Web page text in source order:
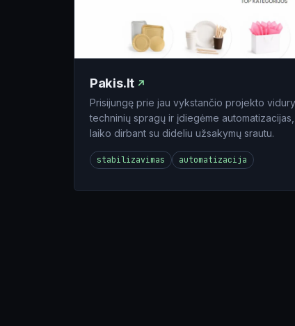
Pakis.lt
Prisijungę prie jau vykstančio projekto
techninių spragų ir įdiegėme
laiko dirbant su dideliu užsakymų srautu.
stabilizavimas automatizacija